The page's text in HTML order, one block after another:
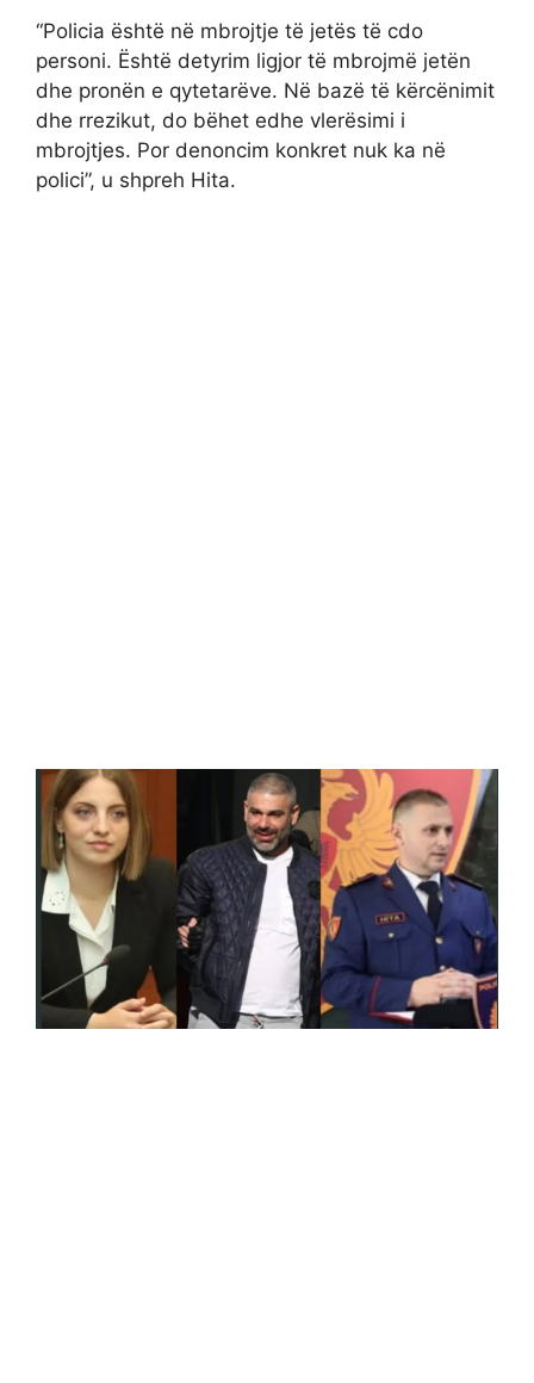
“Policia është në mbrojtje të jetës të cdo
personi. Është detyrim ligjor të mbrojmë jetën
dhe pronën e qytetarëve. Në bazë të kërcënimit
dhe rrezikut, do bëhet edhe vlerësimi i
mbrojtjes. Por denoncim konkret nuk ka në
polici”, u shpreh Hita.